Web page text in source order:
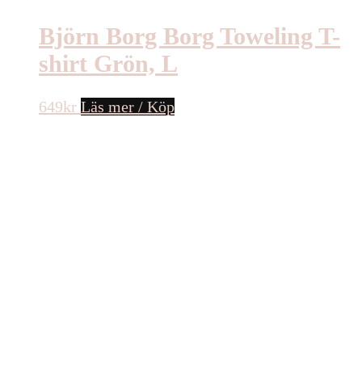
Björn Borg Borg Toweling T-
shirt Grön, L
649kr Läs mer / Köp